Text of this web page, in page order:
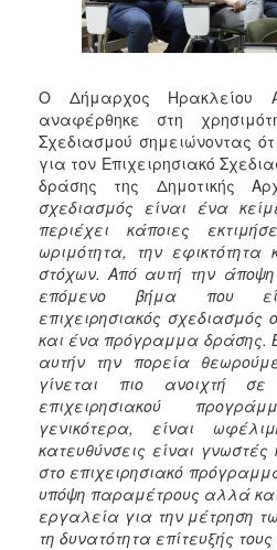
Ο Δήμαρχος Ηρακλείου
αναφέρθηκε στη
Σχεδιασμού σημειώνοντας
για τον Επιχειρησιακό
δράσης της Δημοτικής
σχεδιασμός είναι ένα
περιέχει κάποιες
ωριμότητα, την εφικτότητα
στόχων. Από αυτή την
επόμενο βήμα που
επιχειρησιακός σχεδιασμός
και ένα πρόγραμμα δράσης.
αυτήν την πορεία
γίνεται πιο ανοιχτή
επιχειρησιακού
γενικότερα, είναι
κατευθύνσεις είναι
στο επιχειρησιακό
υπόψη παραμέτρους αλλά
εργαλεία για την μέτρηση
τη δυνατότητα επίτευξής